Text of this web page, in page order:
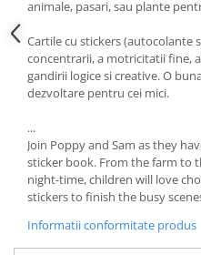
animale, pasari, sau plante
Cartile cu stickers (autocolante
concentrarii, a motricitatii fine,
gandirii logice si creative. O
dezvoltare pentru cei mici.
...
Join Poppy and Sam as they
sticker book. From the farm to
night-time, children will love
stickers to finish the busy
Informatii conformitate produs